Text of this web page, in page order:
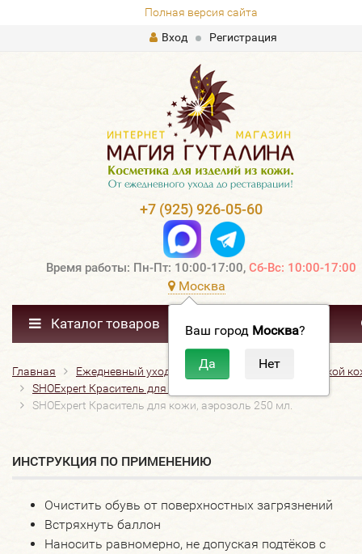
Полная версия сайта
Вход
Регистрация
+7 (925) 926-05-60
Время работы: Пн-Пт: 10:00-17:00, Сб-Вс: 10:00-17:00
Москва
Ваш город Москва?
Каталог товаров
Главная Ежедневный уход Освежение цвета
Гладкой
SHOExpert Краситель для кожи, аэрозоль 250 мл.
SHOExpert Краситель для кожи, аэрозоль 250 мл.
ИНСТРУКЦИЯ ПО ПРИМЕНЕНИЮ
Очистить обувь от поверхностных загрязнений
Встряхнуть баллон
Наносить равномерно, не допуская подтёков с